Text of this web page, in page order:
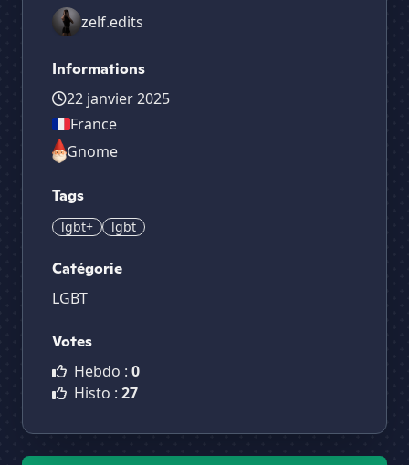
zelf.edits
Informations
22 janvier 2025
France
Gnome
Tags
lgbt+ lgbt
Catégorie
LGBT
Votes
Hebdo : 0
Histo : 27